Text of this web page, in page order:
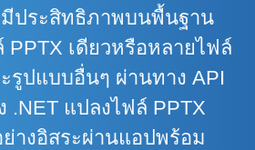
มีประสิทธิภาพบนพื้นฐาน
PPTX เดียวหรือหลายไฟล์
รูปแบบอื่นๆ ผ่านทาง API
.NET แปลงไฟล์ PPTX
างอิสระผ่านแอปพร้อม